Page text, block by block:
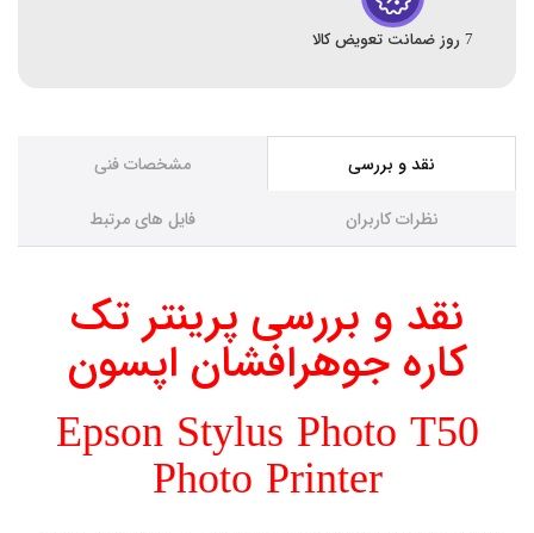
7 روز ضمانت تعویض کالا
نقد و بررسی مشخصات فنی
نظرات کاربران فایل های مرتبط
نقد و بررسی پرینتر تک
کاره جوهرافشان اپسون
Epson Stylus Photo T50
Photo Printer